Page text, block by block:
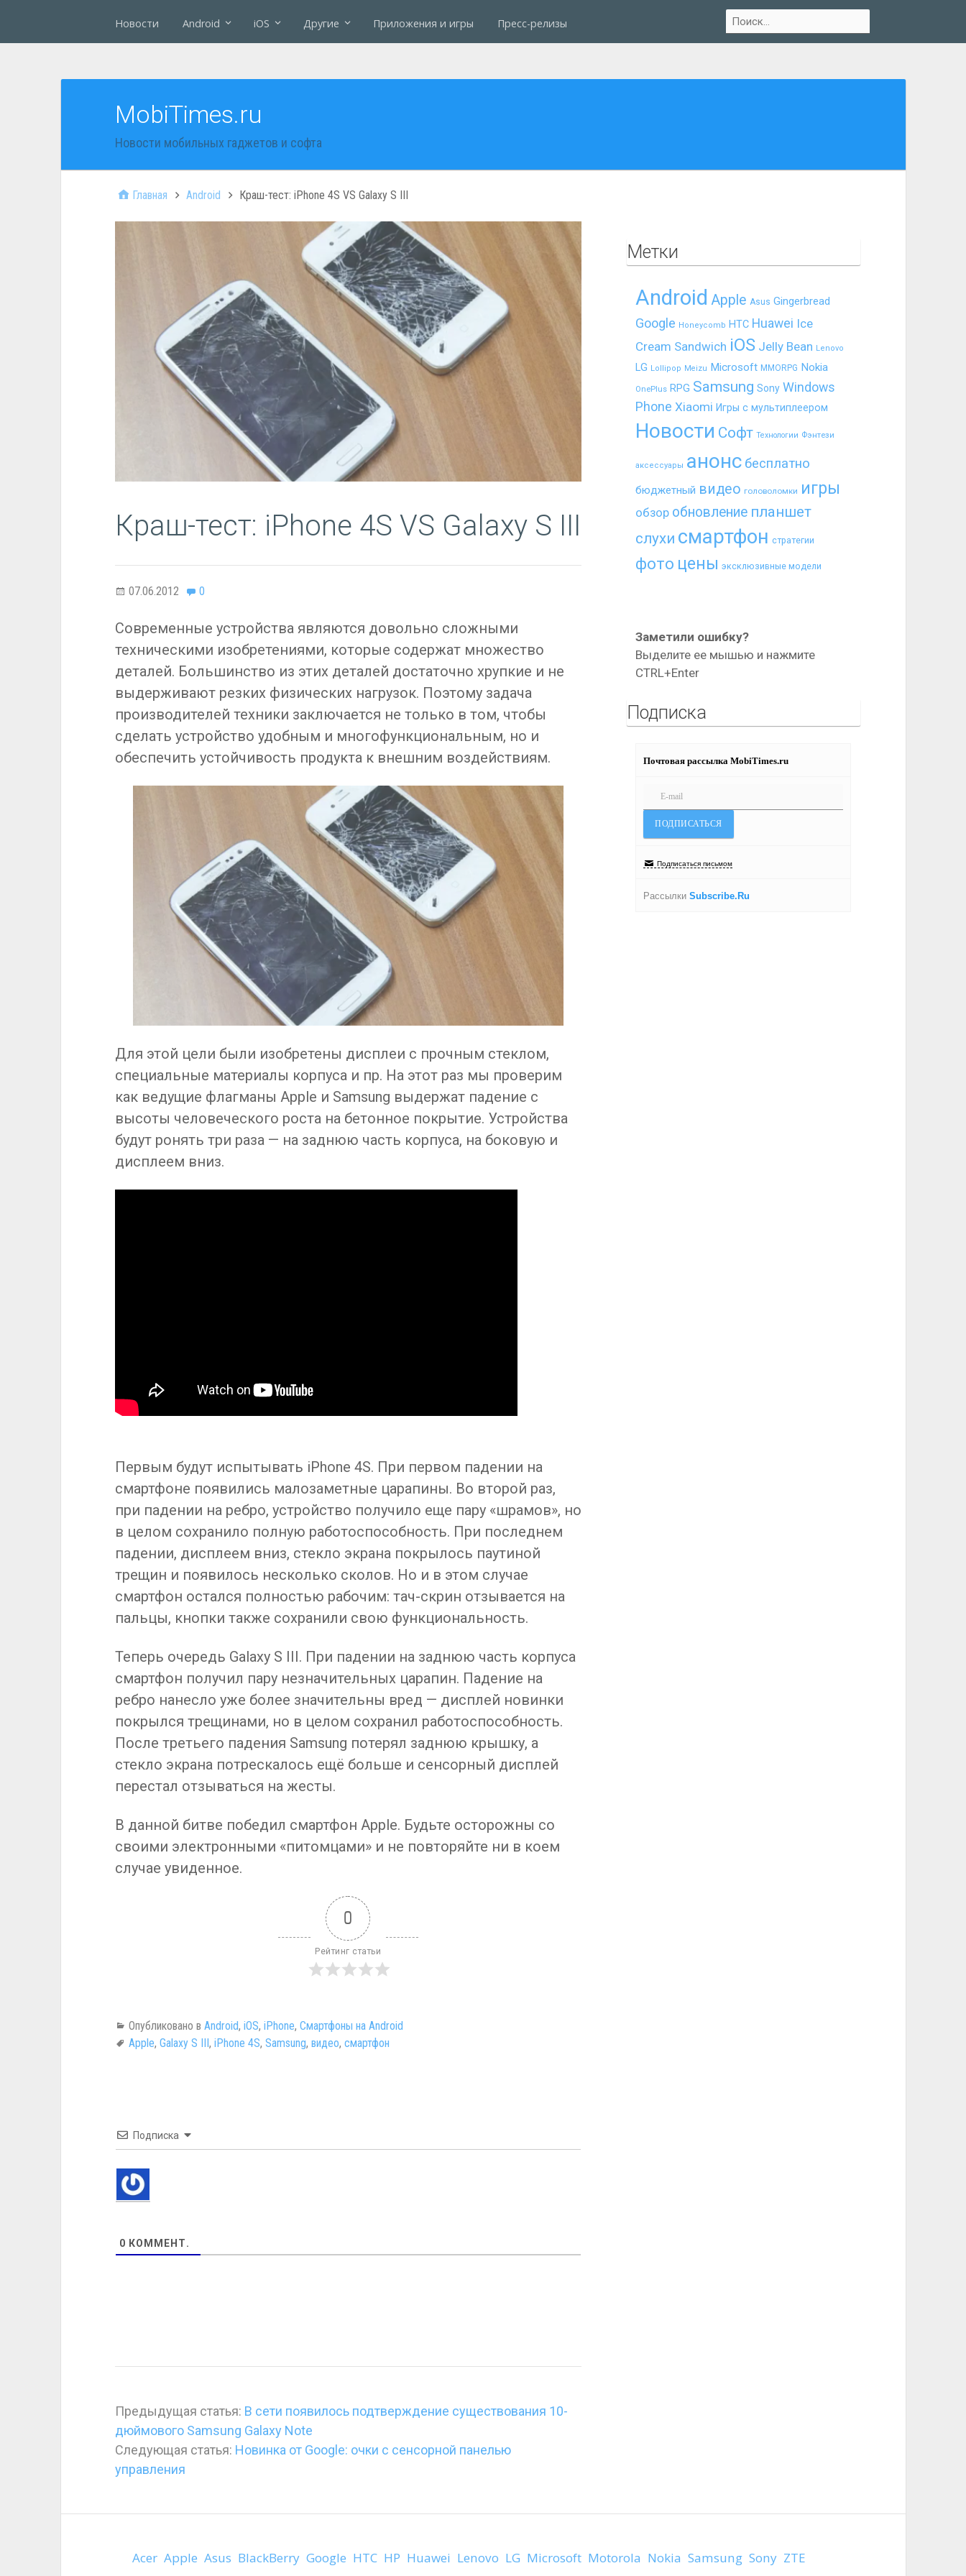
Новости Android iOS Другие Приложения и игры Пресс-релизы
MobiTimes.ru
Новости мобильных гаджетов и софта
Главная Android Краш-тест: iPhone 4S VS Galaxy S III
Краш-тест: iPhone 4S VS Galaxy S III
07.06.2012 0
Современные устройства являются довольно сложными
техническими изобретениями, которые содержат множество
деталей. Большинство из этих деталей достаточно хрупкие и не
выдерживают резких физических нагрузок. Поэтому задача
производителей техники заключается не только в том, чтобы
сделать устройство удобным и многофункциональным, но и
обеспечить устойчивость продукта к внешним воздействиям.
Для этой цели были изобретены дисплеи с прочным стеклом,
специальные материалы корпуса и пр. На этот раз мы проверим
как ведущие флагманы Apple и Samsung выдержат падение с
высоты человеческого роста на бетонное покрытие. Устройства
будут ронять три раза — на заднюю часть корпуса, на боковую и
дисплеем вниз.
Первым будут испытывать iPhone 4S. При первом падении на
смартфоне появились малозаметные царапины. Во второй раз,
при падении на ребро, устройство получило еще пару «шрамов», но
в целом сохранило полную работоспособность. При последнем
падении, дисплеем вниз, стекло экрана покрылось паутиной
трещин и появилось несколько сколов. Но и в этом случае
смартфон остался полностью рабочим: тач-скрин отзывается на
пальцы, кнопки также сохранили свою функциональность.
Теперь очередь Galaxy S III. При падении на заднюю часть корпуса
смартфон получил пару незначительных царапин. Падение на
ребро нанесло уже более значительны вред — дисплей новинки
покрылся трещинами, но в целом сохранил работоспособность.
После третьего падения Samsung потерял заднюю крышку, а
стекло экрана потрескалось ещё больше и сенсорный дисплей
перестал отзываться на жесты.
В данной битве победил смартфон Apple. Будьте осторожны со
своими электронными «питомцами» и не повторяйте ни в коем
случае увиденное.
0
Рейтинг статьи
Опубликовано в Android, iOS, iPhone, Смартфоны на Android
Apple, Galaxy S III, iPhone 4S, Samsung, видео, смартфон
Подписка
0 КОММЕНТ.
Предыдущая статья: В сети появилось подтверждение существования 10-
дюймового Samsung Galaxy Note
Следующая статья: Новинка от Google: очки с сенсорной панелью
управления
Метки
Android Apple Asus Gingerbread
Google Honeycomb HTC Huawei Ice
Cream Sandwich iOS Jelly Bean Lenovo
LG Lollipop Meizu Microsoft MMORPG Nokia
OnePlus RPG Samsung Sony Windows
Phone Xiaomi Игры с мультиплеером
Новости Софт Технологии Фэнтези
аксессуары анонс бесплатно
бюджетный видео головоломки игры
обзор обновление планшет
слухи смартфон стратегии
фото цены эксклюзивные модели
Заметили ошибку?
Выделите ее мышью и нажмите
CTRL+Enter
Подписка
Почтовая рассылка MobiTimes.ru
Подписаться письмом
РассылкиSubscribe.Ru
Acer Apple Asus BlackBerry Google HTC HP Huawei Lenovo LG Microsoft Motorola Nokia Samsung Sony ZTE